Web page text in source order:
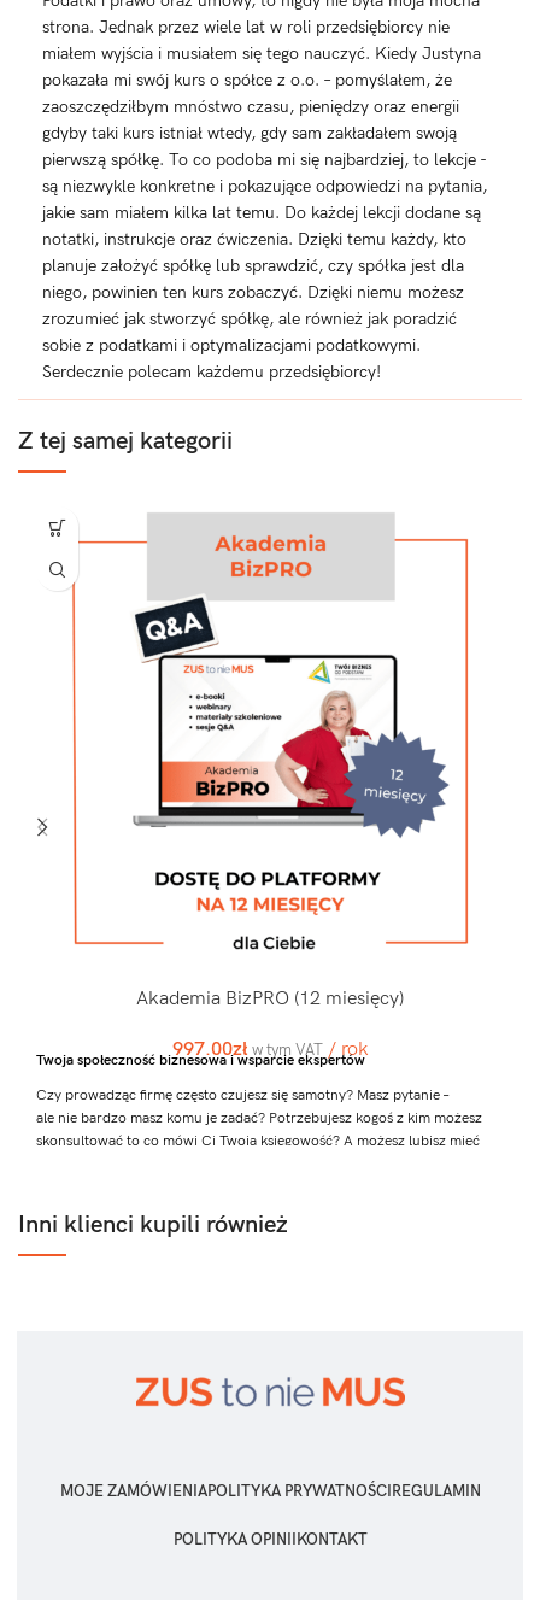
strona. Jednak przez wiele lat w roli przedsiębiorcy nie
miałem wyjścia i musiałem się tego nauczyć. Kiedy Justyna
pokazała mi swój kurs o spółce z o.o. – pomyślałem, że
zaoszczędziłbym mnóstwo czasu, pieniędzy oraz energii
gdyby taki kurs istniał wtedy, gdy sam zakładałem swoją
pierwszą spółkę. To co podoba mi się najbardziej, to lekcje -
są niezwykle konkretne i pokazujące odpowiedzi na pytania,
jakie sam miałem kilka lat temu. Do każdej lekcji dodane są
notatki, instrukcje oraz ćwiczenia. Dzięki temu każdy, kto
planuje założyć spółkę lub sprawdzić, czy spółka jest dla
niego, powinien ten kurs zobaczyć. Dzięki niemu możesz
zrozumieć jak stworzyć spółkę, ale również jak poradzić
sobie z podatkami i optymalizacjami podatkowymi.
Serdecznie polecam każdemu przedsiębiorcy!
Z tej samej kategorii
Akademia BizPRO (12 miesięcy)
997.00zł w tym VAT / rok
Twoja społeczność biznesowa i wsparcie ekspertów
Czy prowadząc firmę często czujesz się samotny? Masz pytanie –
ale nie bardzo masz komu je zadać? Potrzebujesz kogoś z kim możesz
skonsultować to co mówi Ci Twoja księgowość? A możesz lubisz mieć
Inni klienci kupili również
MOJE ZAMÓWIENIAPOLITYKA PRYWATNOŚCI REGULAMIN
POLITYKA OPINII KONTAKT